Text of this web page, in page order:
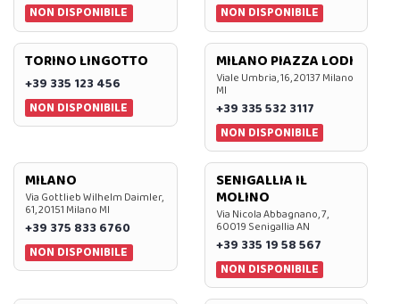
NON DISPONIBILE
NON DISPONIBILE
TORINO LINGOTTO
+39 335 123 456
NON DISPONIBILE
MILANO PIAZZA LODI
Viale Umbria, 16, 20137 Milano
MI
+39 335 532 3117
NON DISPONIBILE
MILANO
Via Gottlieb Wilhelm Daimler,
61, 20151 Milano MI
+39 375 833 6760
NON DISPONIBILE
SENIGALLIA IL
MOLINO
Via Nicola Abbagnano, 7,
60019 Senigallia AN
+39 335 19 58 567
NON DISPONIBILE